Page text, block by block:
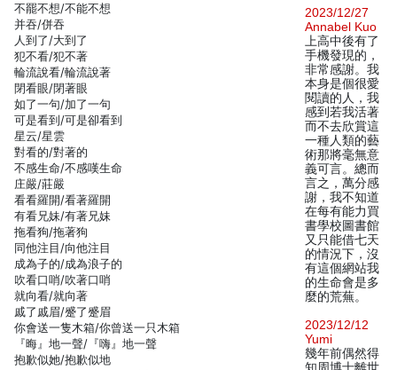
不罷不想/不能不想
并吞/併吞
人到了/大到了
犯不看/犯不著
輪流說看/輪流說著
閉看眼/閉著眼
如了一句/加了一句
可是看到/可是卻看到
星云/星雲
對看的/對著的
不感生命/不感嘆生命
庄嚴/莊嚴
看看羅開/看著羅開
有看兄妹/有著兄妹
拖看狗/拖著狗
同他注目/向他注目
成為子的/成為浪子的
吹看口哨/吹著口哨
就向看/就向著
戚了戚眉/蹙了蹙眉
你會送一隻木箱/你曾送一只木箱
『晦』地一聲/『嗨』地一聲
抱歉似她/抱歉似地
2023/12/27
Annabel Kuo
上高中後有了
手機發現的，
非常感謝。我
本身是個很愛
閱讀的人，我
感到若我活著
而不去欣賞這
一種人類的藝
術那將毫無意
義可言。總而
言之，萬分感
謝，我不知道
在每有能力買
書學校圖書館
又只能借七天
的情況下，沒
有這個網站我
的生命會是多
麼的荒蕪。
2023/12/12
Yumi
幾年前偶然得